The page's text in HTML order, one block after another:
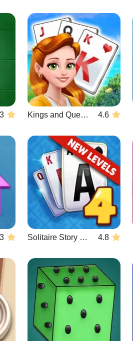
Kings and Queens Solitaire Tripeaks 4.6
Solitaire Story TriPeaks 4 4.8